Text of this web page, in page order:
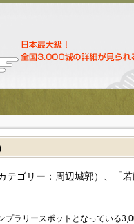
ゴリー：周辺城郭）、「
プラリースポットとなっている